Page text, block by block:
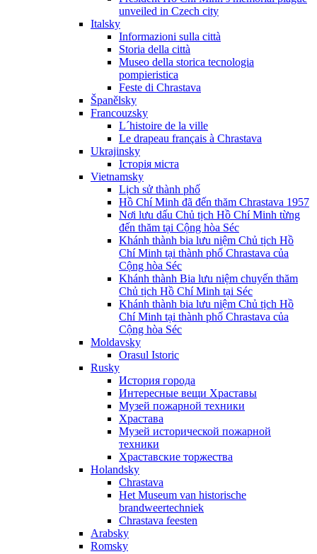
unveiled in Czech city
Italsky
Informazioni sulla città
Storia della città
Museo della storica tecnologia
pompieristica
Feste di Chrastava
Španělsky
Francouzsky
L´histoire de la ville
Le drapeau français à Chrastava
Ukrajinsky
Історія міста
Vietnamsky
Lịch sử thành phố
Hồ Chí Minh đã đến thăm Chrastava 1957
Nơi lưu dấu Chủ tịch Hồ Chí Minh từng
đến thăm tại Cộng hòa Séc
Khánh thành bia lưu niệm Chủ tịch Hồ
Chí Minh tại thành phố Chrastava của
Cộng hòa Séc
Khánh thành Bia lưu niệm chuyến thăm
Chủ tịch Hồ Chí Minh tại Séc
Khánh thành bia lưu niệm Chủ tịch Hồ
Chí Minh tại thành phố Chrastava của
Cộng hòa Séc
Moldavsky
Orasul Istoric
Rusky
История города
Интересные вещи Храставы
Музей пожарной техники
Храстава
Музей исторической пожарной
техники
Храставские торжества
Holandsky
Chrastava
Het Museum van historische
brandweertechniek
Chrastava feesten
Arabsky
Romsky